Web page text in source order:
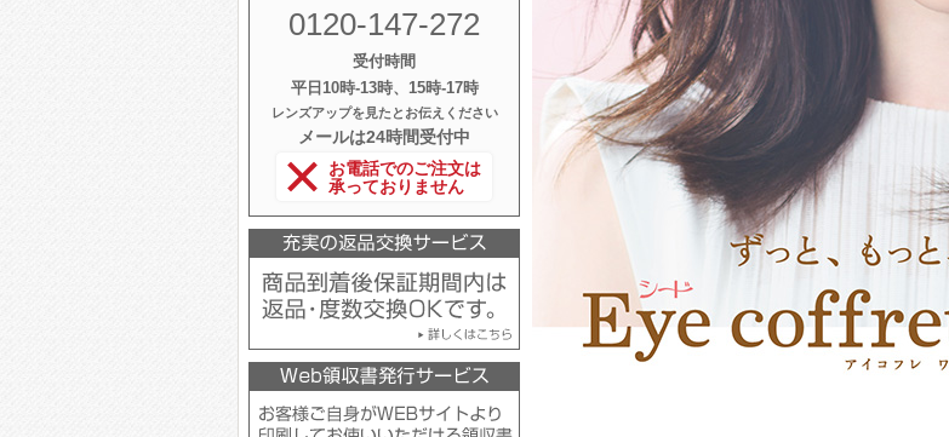
0120-147-272
受付時間
平日10時‐13時、15時‐17時
レンズアップを見たとお伝えください
メールは24時間受付中
お電話でのご注文は
承っておりません